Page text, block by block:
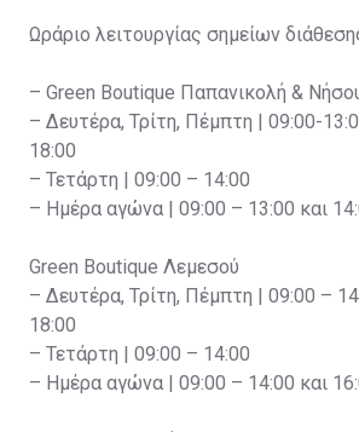
Ωράριο λειτουργίας σημείων
– Green Boutique Παπανικολή &
– Δευτέρα, Τρίτη, Πέμπτη | 09:00-
18:00
– Τετάρτη | 09:00 – 14:00
– Ημέρα αγώνα | 09:00 – 13:00 και
Green Boutique Λεμεσού
– Δευτέρα, Τρίτη, Πέμπτη | 09:00 –
18:00
– Τετάρτη | 09:00 – 14:00
– Ημέρα αγώνα | 09:00 – 14:00 και